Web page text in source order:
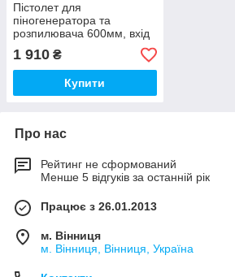
Пістолет для
піногенератора та
розпилювача 600мм, вхід
G1/2″ M без форсунки
1 910 ₴
Купити
Про нас
Рейтинг не сформований
Менше 5 відгуків за останній рік
Працює з 26.01.2013
м. Вінниця
м. Вінниця, Вінниця, Україна